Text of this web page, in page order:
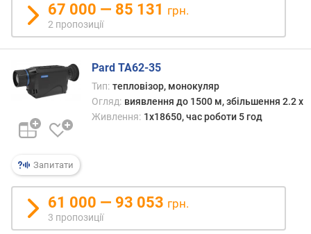
х
в
і
д
о
о
г
х
д
е
67 000 — 85 131 грн.
2 пропозиції
Запитати
Pard TA62-35
Тип: тепловізор, монокуляр
Огляд: виявлення до 1500 м, збільшення 2.2 x
Живлення: 1x18650, час роботи 5 год
61 000 — 93 053 грн.
3 пропозиції